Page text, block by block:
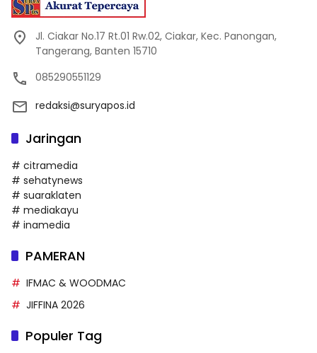
Jl. Ciakar No.17 Rt.01 Rw.02, Ciakar, Kec. Panongan,
Tangerang, Banten 15710
085290551129
redaksi@suryapos.id
Jaringan
# citramedia
# sehatynews
# suaraklaten
# mediakayu
# inamedia
PAMERAN
IFMAC & WOODMAC
JIFFINA 2026
Populer Tag